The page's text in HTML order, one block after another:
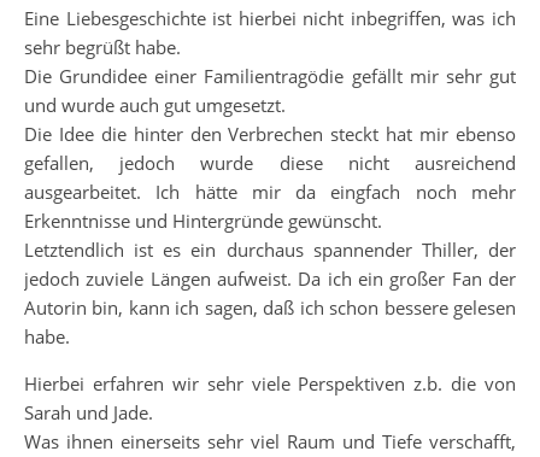
Eine Liebesgeschichte ist hierbei nicht inbegriffen, was ich
sehr begrüßt habe.
Die Grundidee einer Familientragödie gefällt mir sehr gut
und wurde auch gut umgesetzt.
Die Idee die hinter den Verbrechen steckt hat mir ebenso
gefallen, jedoch wurde diese nicht ausreichend
ausgearbeitet. Ich hätte mir da eingfach noch mehr
Erkenntnisse und Hintergründe gewünscht.
Letztendlich ist es ein durchaus spannender Thiller, der
jedoch zuviele Längen aufweist. Da ich ein großer Fan der
Autorin bin, kann ich sagen, daß ich schon bessere gelesen
habe.
Hierbei erfahren wir sehr viele Perspektiven z.b. die von
Sarah und Jade.
Was ihnen einerseits sehr viel Raum und Tiefe verschafft,